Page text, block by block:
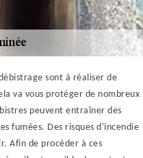
sont à réaliser de
va vous protéger de nombreux
peuvent entraîner des
fumées. Des risques d'incendie
Afin de procéder à ces